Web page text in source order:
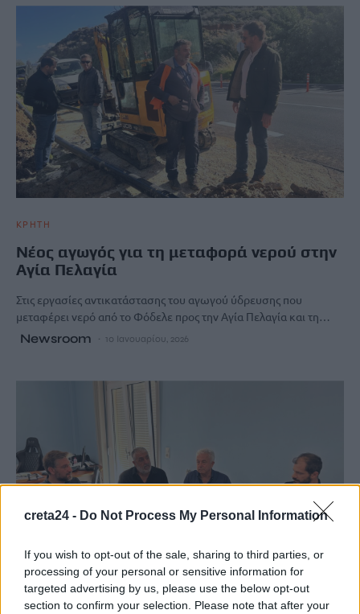
creta24 - Do Not Process My Personal Information
If you wish to opt-out of the sale, sharing to third parties, or
processing of your personal or sensitive information for
targeted advertising by us, please use the below opt-out
section to confirm your selection. Please note that after your
ΚΡΗΤΗ
Νέος αγωγός για τη μεταφορά νερού στην
Αγία Πελαγία
Στις εργασίες αντικατάστασης του αγωγού ύδρευσης που
μεταφέρει νερό από το Φόδελε προς την Αγία Πελαγία και τη…
Newsroom 10 Ιανουαρίου, 2026
ΚΡΗΤΗ